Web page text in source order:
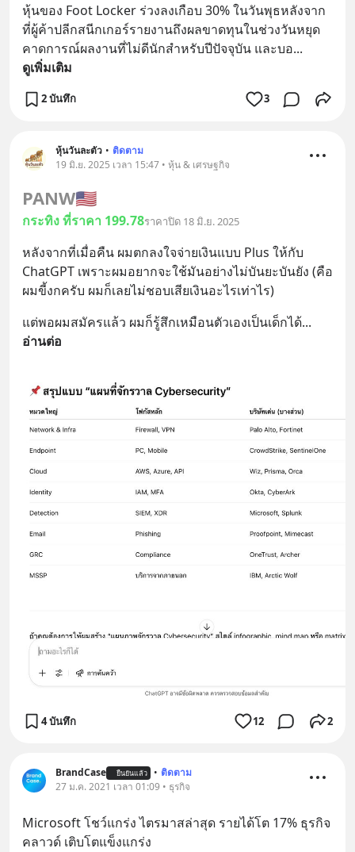
หุ้นของ Foot Locker ร่วงลงเกือบ 30% ในวันพุธหลังจาก
ที่ผู้ค้าปลีกสนีกเกอร์รายงานถึงผลขาดทุนในช่วงวันหยุด
คาดการณ์ผลงานที่ไม่ดีนักสำหรับปีปัจจุบัน และบอ...
ดูเพิ่มเติม
2 บันทึก 3
หุ้นวันละตัว • ติดตาม
19 มิ.ย. 2025 เวลา 15:47 • หุ้น & เศรษฐกิจ
PANW🇺🇸
กระทิง ที่ราคา 199.78ราคาปิด 18 มิ.ย. 2025
หลังจากที่เมื่อคืน ผมตกลงใจจ่ายเงินแบบ Plus ให้กับ
ChatGPT เพราะผมอยากจะใช้มันอย่างไม่บันยะบันยัง (คือ
ผมขี้งกครับ ผมก็เลยไม่ชอบเสียเงินอะไรเท่าไร)
แต่พอผมสมัครแล้ว ผมก็รู้สึกเหมือนตัวเองเป็นเด็กได้
อ่านต่อ
4 บันทึก 12 2
BrandCase ยืนยันแล้ว • ติดตาม
27 ม.ค. 2021 เวลา 01:09 • ธุรกิจ
Microsoft โชว์แกร่ง ไตรมาสล่าสุด รายได้โต 17% ธุรกิจ
คลาวด์ เติบโตแข็งแกร่ง